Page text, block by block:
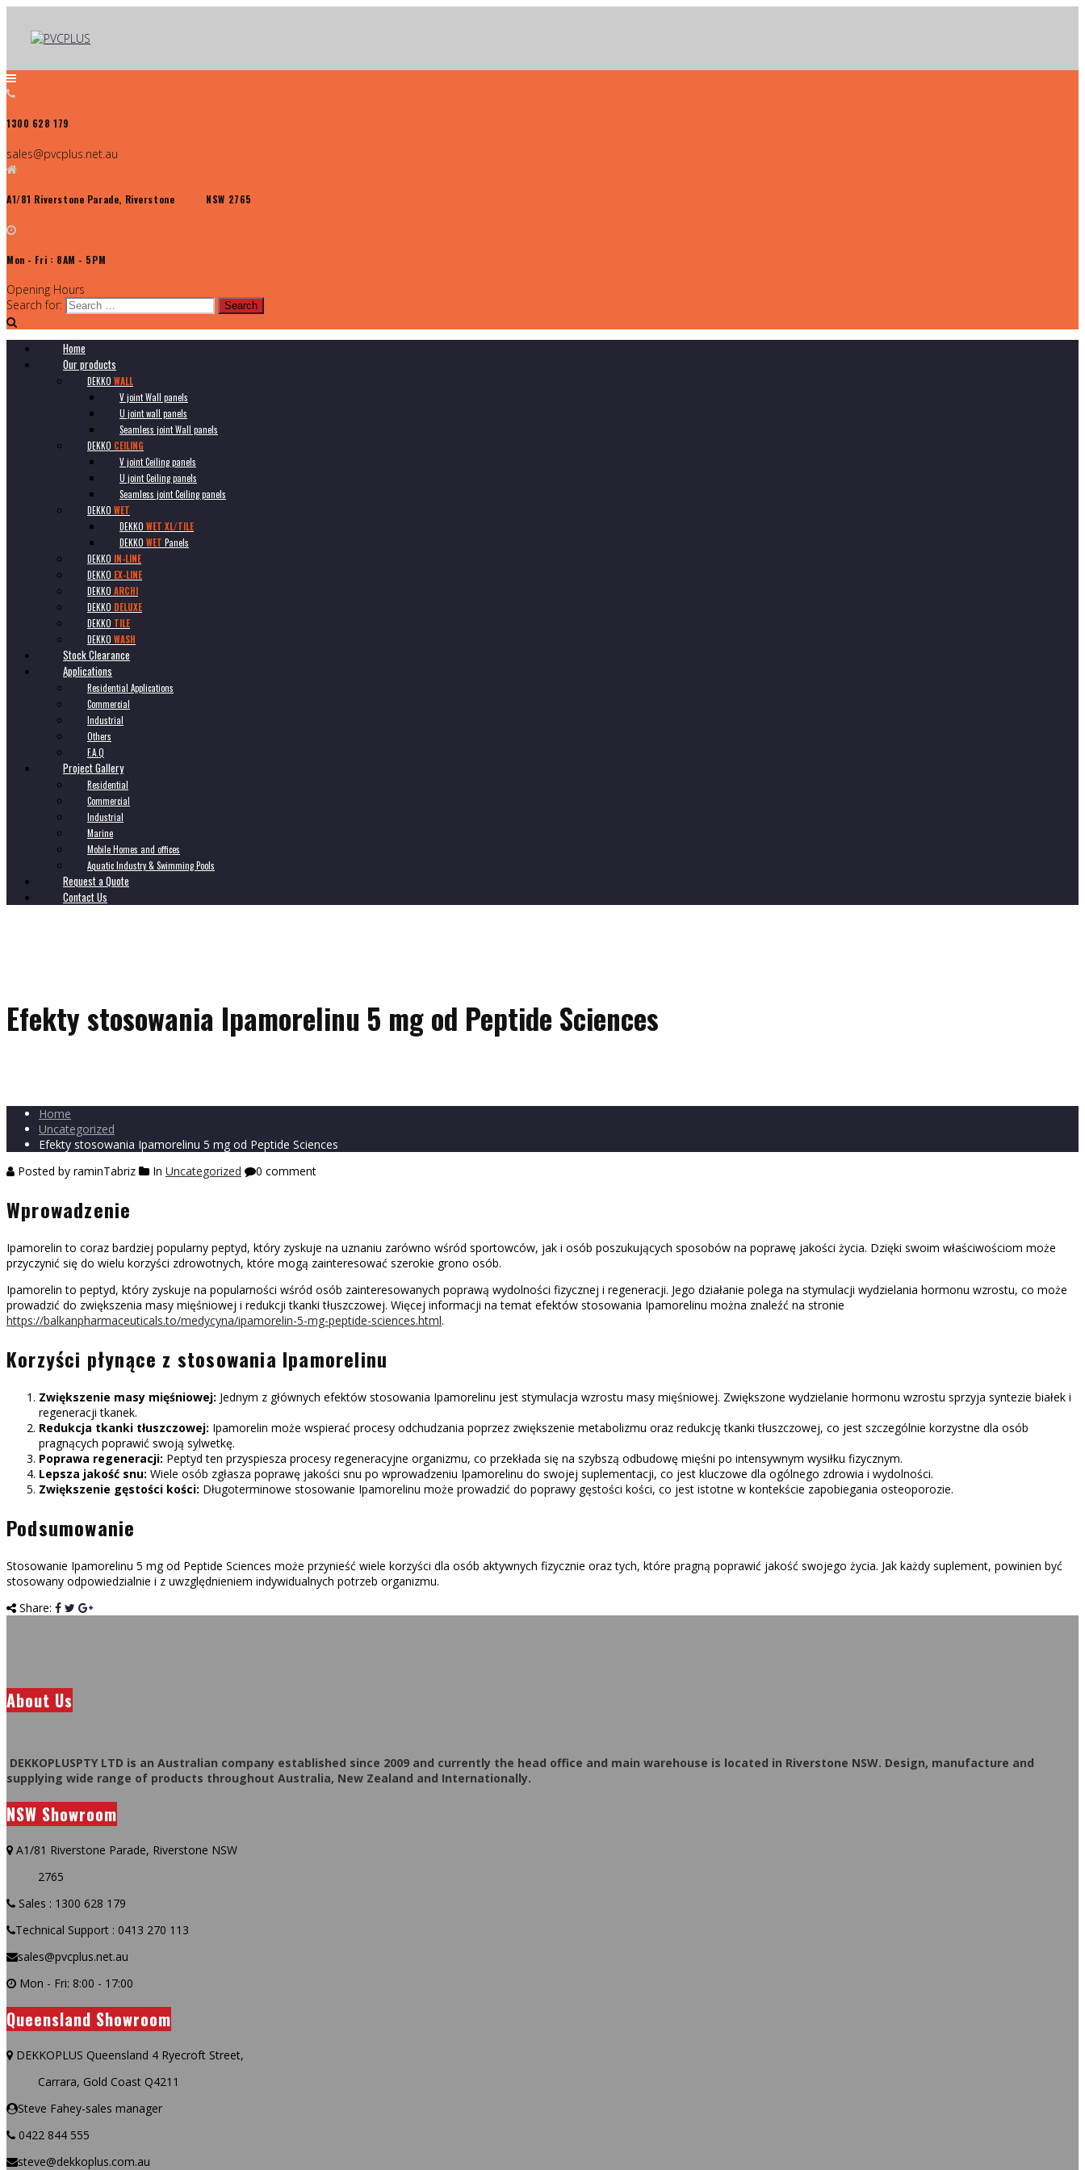
1300 628 179
sales@pvcplus.net.au
A1/81 Riverstone Parade, Riverstone NSW 2765
Mon - Fri : 8AM - 5PM
Opening Hours
Search for:
Home
Our products
DEKKO WALL
V joint Wall panels
U joint wall panels
Seamless joint Wall panels
DEKKO CEILING
V joint Ceiling panels
U joint Ceiling panels
Seamless joint Ceiling panels
DEKKO WET
DEKKO WET XL/TILE
DEKKO WET Panels
DEKKO IN-LINE
DEKKO EX-LINE
DEKKO ARCHI
DEKKO DELUXE
DEKKO TILE
DEKKO WASH
Stock Clearance
Applications
Residential Applications
Commercial
Industrial
Others
F.A.Q
Project Gallery
Residential
Commercial
Industrial
Marine
Mobile Homes and offices
Aquatic Industry & Swimming Pools
Request a Quote
Contact Us
Efekty stosowania Ipamorelinu 5 mg od Peptide Sciences
Home
Uncategorized
Efekty stosowania Ipamorelinu 5 mg od Peptide Sciences
Posted by raminTabriz
In Uncategorized 0 comment
Wprowadzenie
Ipamorelin to coraz bardziej popularny peptyd, który zyskuje na uznaniu zarówno wśród sportowców, jak i osób poszukujących sposobów na poprawę jakości życia. Dzięki swoim właściwościom może
przyczynić się do wielu korzyści zdrowotnych, które mogą zainteresować szerokie grono osób.
Ipamorelin to peptyd, który zyskuje na popularności wśród osób zainteresowanych poprawą wydolności fizycznej i regeneracji. Jego działanie polega na stymulacji wydzielania hormonu wzrostu, co może
prowadzić do zwiększenia masy mięśniowej i redukcji tkanki tłuszczowej. Więcej informacji na temat efektów stosowania Ipamorelinu można znaleźć na stronie
https://balkanpharmaceuticals.to/medycyna/ipamorelin-5-mg-peptide-sciences.html.
Korzyści płynące z stosowania Ipamorelinu
Zwiększenie masy mięśniowej: Jednym z głównych efektów stosowania Ipamorelinu jest stymulacja wzrostu masy mięśniowej. Zwiększone wydzielanie hormonu wzrostu sprzyja syntezie białek i
regeneracji tkanek.
Redukcja tkanki tłuszczowej: Ipamorelin może wspierać procesy odchudzania poprzez zwiększenie metabolizmu oraz redukcję tkanki tłuszczowej, co jest szczególnie korzystne dla osób
pragnących poprawić swoją sylwetkę.
Poprawa regeneracji: Peptyd ten przyspiesza procesy regeneracyjne organizmu, co przekłada się na szybszą odbudowę mięśni po intensywnym wysiłku fizycznym.
Lepsza jakość snu: Wiele osób zgłasza poprawę jakości snu po wprowadzeniu Ipamorelinu do swojej suplementacji, co jest kluczowe dla ogólnego zdrowia i wydolności.
Zwiększenie gęstości kości: Długoterminowe stosowanie Ipamorelinu może prowadzić do poprawy gęstości kości, co jest istotne w kontekście zapobiegania osteoporozie.
Podsumowanie
Stosowanie Ipamorelinu 5 mg od Peptide Sciences może przynieść wiele korzyści dla osób aktywnych fizycznie oraz tych, które pragną poprawić jakość swojego życia. Jak każdy suplement, powinien być
stosowany odpowiedzialnie i z uwzględnieniem indywidualnych potrzeb organizmu.
Share:
About Us
DEKKOPLUSPTY LTD is an Australian company established since 2009 and currently the head office and main warehouse is located in Riverstone NSW. Design, manufacture and
supplying wide range of products throughout Australia, New Zealand and Internationally.
NSW Showroom
A1/81 Riverstone Parade, Riverstone NSW
2765
Sales : 1300 628 179
Technical Support : 0413 270 113
sales@pvcplus.net.au
Mon - Fri: 8:00 - 17:00
Queensland Showroom
DEKKOPLUS Queensland 4 Ryecroft Street,
Carrara, Gold Coast Q4211
Steve Fahey-sales manager
0422 844 555
steve@dekkoplus.com.au